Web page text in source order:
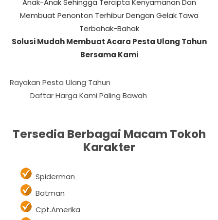
Anak-Anak Sehingga Tercipta Kenyamanan Dan
Membuat Penonton Terhibur Dengan Gelak Tawa
Terbahak-Bahak
Solusi Mudah Membuat Acara Pesta Ulang Tahun
Bersama Kami
Rayakan Pesta Ulang Tahun Buah Hati Anda D
Kami Paling Bawah
Tersedia Berbagai Macam Tokoh
Karakter
Spiderman
Batman
Cpt.Amerika